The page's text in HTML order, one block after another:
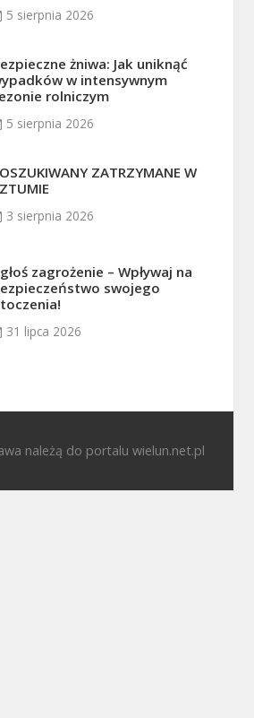
5 sierpnia 2026
żniwa: Jak uniknąć
w intensywnym
rolniczym
5 sierpnia 2026
ZATRZYMANE W
3 sierpnia 2026
zagrożenie – Wpływaj na
swojego
31 lipca 2026
należą do portalu wielun.net.pl